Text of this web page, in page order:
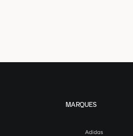
MARQUES
Adidas